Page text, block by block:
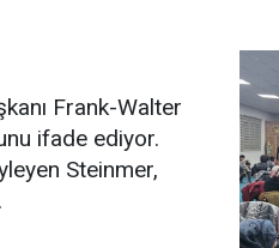
Frank-Walter
ifade ediyor.
Steinmer,